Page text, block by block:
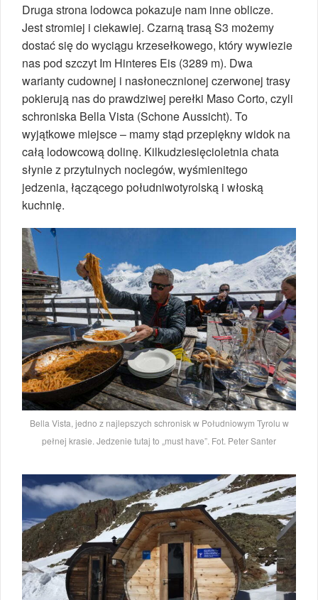
Druga strona lodowca pokazuje nam inne oblicze.
Jest stromiej i ciekawiej. Czarną trasą S3 możemy
dostać się do wyciągu krzesełkowego, który wywiezie
nas pod szczyt Im Hinteres Eis (3289 m). Dwa
warianty cudownej i nasłonecznionej czerwonej trasy
pokierują nas do prawdziwej perełki Maso Corto, czyli
schroniska Bella Vista (Schone Aussicht). To
wyjątkowe miejsce – mamy stąd przepiękny widok na
całą lodowcową dolinę. Kilkudziesięcioletnia chata
słynie z przytulnych noclegów, wyśmienitego
jedzenia, łączącego południwotyrolską i włoską
kuchnię.
Bella Vista, jedno z najlepszych schronisk w Południowym Tyrolu w
pełnej krasie. Jedzenie tutaj to „must have”. Fot. Peter Santer